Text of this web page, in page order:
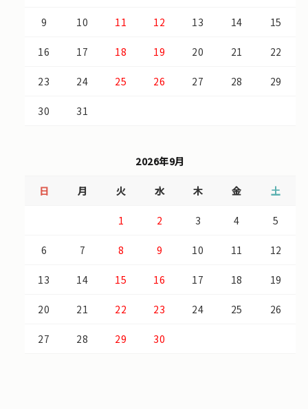
9 10 11 12 13 14 15
16 17 18 19 20 21 22
23 24 25 26 27 28 29
30 31
2026年9月
日 月 火 水 木 金 土
1 2 3 4 5
6 7 8 9 10 11 12
13 14 15 16 17 18 19
20 21 22 23 24 25 26
27 28 29 30